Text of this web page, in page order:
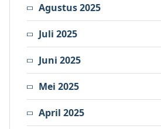
Agustus 2025
Juli 2025
Juni 2025
Mei 2025
April 2025